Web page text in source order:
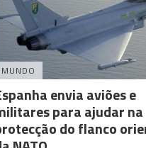
MUNDO
envia aviões e
para ajudar na
do flanco